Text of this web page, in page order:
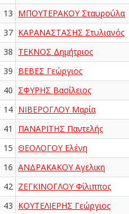
13 ΜΠΟΥΤΕΡΑΚΟΥ Σταυρούλα
37 ΚΑΡΑΝΑΣΤΑΣΗΣ Στυλιανός
38 ΤΕΚΝΟΣ Δημήτριος
39 ΒΕΒΕΣ Γεώργιος
40 ΣΦΥΡΗΣ Βασίλειος
14 ΝΙΒΕΡΟΓΛΟΥ Μαρία
41 ΠΑΝΑΡΙΤΗΣ Παντελής
15 ΘΕΟΛΟΓΟΥ Ελένη
16 ΑΝΔΡΑΚΑΚΟΥ Αγελικη
42 ΖΕΓΚΙΝΟΓΛΟΥ Φίλιππος
43 ΚΟΥΤΕΛΙΕΡΗΣ Γεώργιος